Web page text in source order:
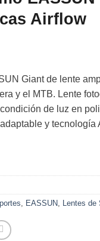
Airflow
Giant de lente
y el MTB. Lente
de luz en
y tecnología
, EASSUN, Lentes de